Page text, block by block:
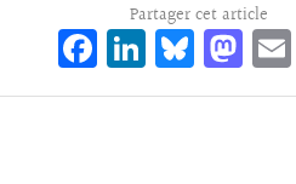
Partager cet article
Fa
ce
Li
n
Bl
ue
M
as